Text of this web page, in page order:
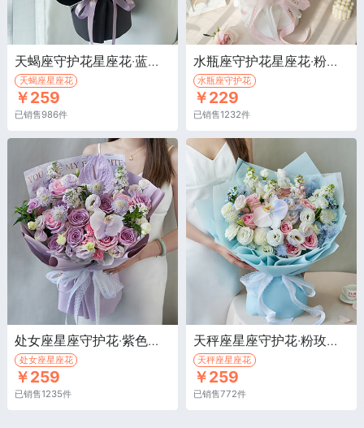
天蝎座守护花星座花·蓝色绣球1枝，紫色玫瑰9枝，深紫色桔梗6枝
天蝎座星座花
￥259
已销售986件
水瓶座守护花星座花·粉雪山玫瑰8枝(或洛神玫瑰)，白色骄傲玫瑰11枝
水瓶座守护花
￥229
已销售1232件
处女座星座守护花·紫色松虫草4枝，紫色紫罗兰4枝
处女座星座花
￥259
已销售1235件
天秤座星座守护花·粉玫瑰8枝，白色紫罗兰4枝，白玫瑰3枝
天秤座星座花
￥259
已销售772件